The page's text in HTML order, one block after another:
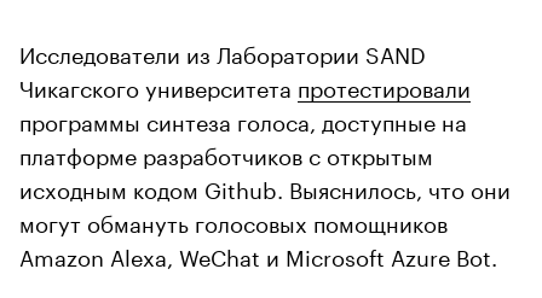
Исследователи из Лаборатории SAND
Чикагского университета протестировали
программы синтеза голоса, доступные на
платформе разработчиков с открытым
исходным кодом Github. Выяснилось, что они
могут обмануть голосовых помощников
Amazon Alexa, WeChat и Microsoft Azure Bot.